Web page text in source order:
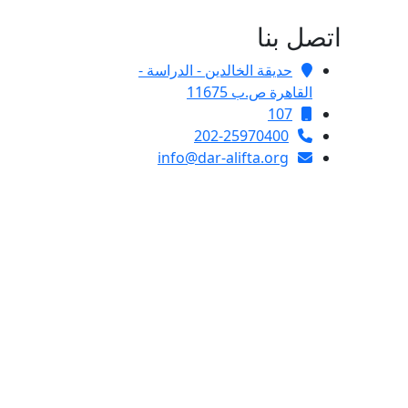
اتصل بنا
حديقة الخالدين - الدراسة -
القاهرة ص.ب 11675
107
202-25970400
info@dar-alifta.org